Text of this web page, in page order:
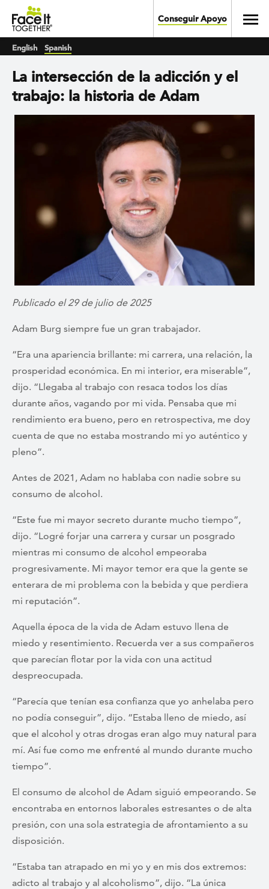
Skip to main content
Conseguir Apoyo
English Spanish
La intersección de la adicción y el
trabajo: la historia de Adam
Publicado el 29 de julio de 2025
Adam Burg siempre fue un gran trabajador.
“Era una apariencia brillante: mi carrera, una relación, la
prosperidad económica. En mi interior, era miserable”,
dijo. “Llegaba al trabajo con resaca todos los días
durante años, vagando por mi vida. Pensaba que mi
rendimiento era bueno, pero en retrospectiva, me doy
cuenta de que no estaba mostrando mi yo auténtico y
pleno”.
Antes de 2021, Adam no hablaba con nadie sobre su
consumo de alcohol.
“Este fue mi mayor secreto durante mucho tiempo”,
dijo. “Logré forjar una carrera y cursar un posgrado
mientras mi consumo de alcohol empeoraba
progresivamente. Mi mayor temor era que la gente se
enterara de mi problema con la bebida y que perdiera
mi reputación”.
Aquella época de la vida de Adam estuvo llena de
miedo y resentimiento. Recuerda ver a sus compañeros
que parecían flotar por la vida con una actitud
despreocupada.
“Parecía que tenían esa confianza que yo anhelaba pero
no podía conseguir”, dijo. “Estaba lleno de miedo, así
que el alcohol y otras drogas eran algo muy natural para
mí. Así fue como me enfrenté al mundo durante mucho
tiempo”.
El consumo de alcohol de Adam siguió empeorando. Se
encontraba en entornos laborales estresantes o de alta
presión, con una sola estrategia de afrontamiento a su
disposición.
“Estaba tan atrapado en mi yo y en mis dos extremos:
adicto al trabajo y al alcoholismo”, dijo. “La única